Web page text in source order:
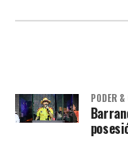
PODER &